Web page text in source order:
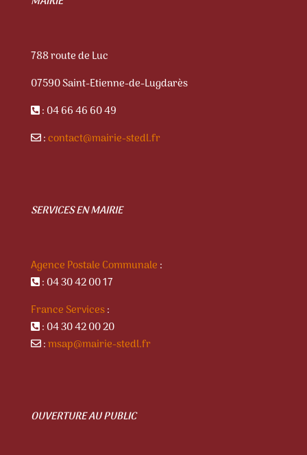
788 route de Luc
07590 Saint-Etienne-de-Lugdarès
: 04 66 46 60 49
:contact@mairie-stedl.fr
SERVICES EN MAIRIE
Agence Postale Communale :
: 04 30 42 00 17
France Services:
: 04 30 42 00 20
:msap@mairie-stedl.fr
OUVERTURE AU PUBLIC